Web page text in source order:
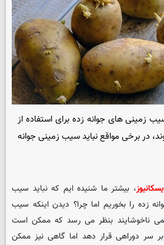
زمینی های جوانه زده برای استفاده از
در برخی مواقع نباید سیب زمینی جوانه
، بیشتر ما شنیده ایم که نباید سیب
زده را بخوریم اما چرا؟ دیدن اینکه سیب
ناخوشایند بنظر می رسد که ممکن است
سر دوراهی قرار دهد اما گاهی نیز ممکن